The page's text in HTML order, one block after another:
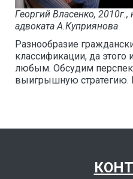
Георгий Власенко, 2010г.,
адвоката А.Куприянова
Разнообразие
классификации, да этого
любым. Обсудим
выигрышную стратегию.